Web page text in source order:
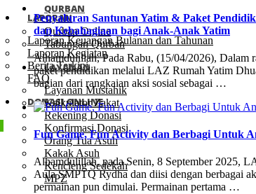
LAPORAN
Laporan Keuangan Bulanan dan Tahunan
Laporan Kegiatan
Berita Terkini
FAQ
DONASI ONLINE
QURBAN
Qurban Online
Tabungan Qurban
LAYANAN
Layanan Mustahik
Kalkulator Zakat
Rekening Donasi
Konfirmasi Donasi
Orang Tua Asuh
Kakak Asuh
Kencleng Sedekah
MPZ
Penyaluran Santunan Yatim & Paket
dan Kebahagiaan bagi Anak-Anak Yatim
Alhamdulillah, Pada Rabu, (15/04/2026), Dalam
paket pendidikan melalui LAZ Rumah Yatim
bagian dari rangkaian aksi sosial sebagai …
Fun Game, Fun Activity dan Berbagi Untuk
Alhamdulillah, pada Senin, 8 September 2025,
Aula SMPTQ Rydha dan diisi dengan berbagai
permainan pun dimulai. Permainan pertama …